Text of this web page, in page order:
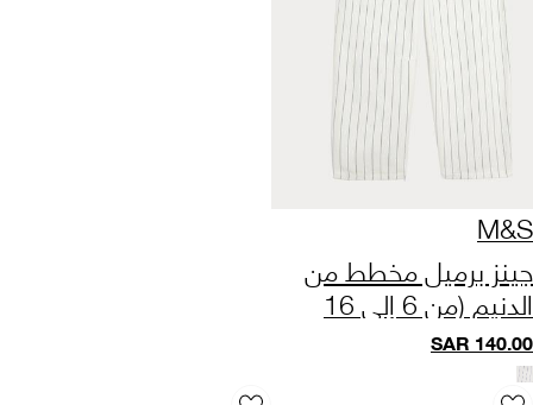
M&S
جينز برميل مخطط من
الدنيم (من 6 إلى 16
سنة) SAR 140.00